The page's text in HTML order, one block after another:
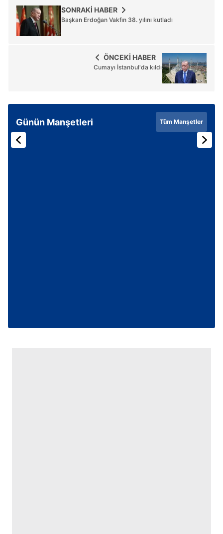
SONRAKİ HABER
Başkan Erdoğan Vakfın 38. yılını kutladı
ÖNCEKİ HABER
Cumayı İstanbul'da kıldı
Günün Manşetleri Tüm Manşetler